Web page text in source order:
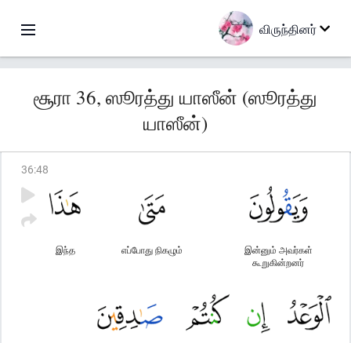
விருந்தினர்
சூரா 36, ஸூரத்து யாஸீன் (ஸூரத்து
யாஸீன்)
36:48
இன்னும் அவர்கள்
கூறுகின்றனர்
எப்போது நிகழும்
இந்த